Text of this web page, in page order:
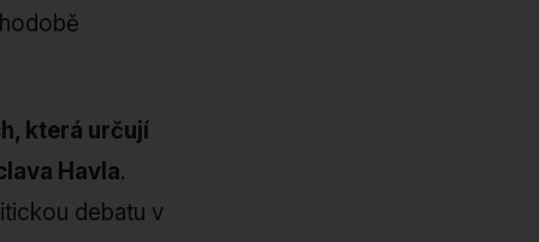
která určují
Havla.
debatu v